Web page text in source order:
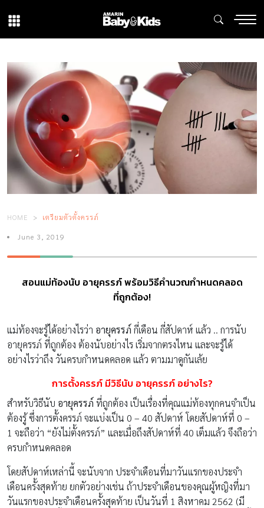
HOME เตรียมตัวตั้งครรภ์
June 3, 2019
สอนแม่ท้องนับ อายุครรภ์ พร้อมวิธีคำนวณกำหนดคลอด
ที่ถูกต้อง!
แม่ท้องจะรู้ได้อย่างไรว่า อายุครรภ์ กี่เดือน กี่สัปดาห์ แล้ว .. การนับ
อายุครรภ์ ที่ถูกต้อง ต้องนับอย่างไร เริ่มจากตรงไหน และจะรู้ได้
อย่างไรว่าถึง วันครบกำหนดคลอด แล้ว ตามมาดูกันเล้ย
การตั้งครรภ์ มีวิธีนับ อายุครรภ์ อย่างไร?
สำหรับวิธีนับ อายุครรภ์ ที่ถูกต้อง เป็นเรื่องที่คุณแม่ท้องทุกคนจำเป็น
ต้องรู้ ซึ่งการตั้งครรภ์ จะแบ่งเป็น 0 – 40 สัปดาห์ โดยสัปดาห์ที่ 0 –
1 จะถือว่า “ยังไม่ตั้งครรภ์” และเมื่อถึงสัปดาห์ที่ 40 เต็มแล้ว จึงถือว่า
ครบกำหนดคลอด
โดยสัปดาห์เหล่านี้ จะนับจาก ประจำเดือนที่มาวันแรกของประจำ
เดือนครั้งสุดท้าย ยกตัวอย่างเช่น ถ้าประจำเดือนของคุณผู้หญิงที่มา
วันแรกของประจำเดือนครั้งสุดท้าย เป็นวันที่ 1 สิงหาคม 2562 (มี